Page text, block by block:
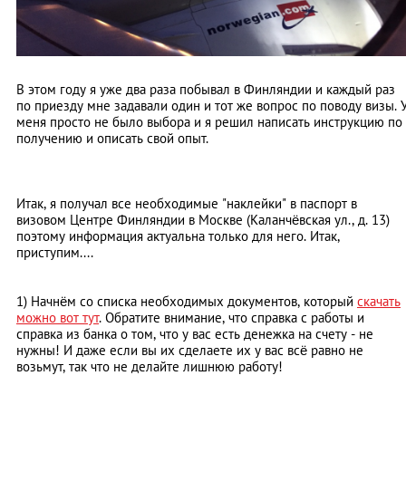
В этом году я уже два раза побывал в Финляндии и каждый раз
по приезду мне задавали один и тот же вопрос по поводу визы.
меня просто не было выбора и я решил написать инструкцию по
получению и описать свой опыт.
Итак, я получал все необходимые "наклейки" в паспорт в
визовом Центре Финляндии в Москве (Каланчёвская ул., д. 13)
поэтому информация актуальна только для него. Итак,
приступим....
1) Начнём со списка необходимых документов, который скачать
можно вот тут. Обратите внимание, что справка с работы и
справка из банка о том, что у вас есть денежка на счету - не
нужны! И даже если вы их сделаете их у вас всё равно не
возьмут, так что не делайте лишнюю работу!